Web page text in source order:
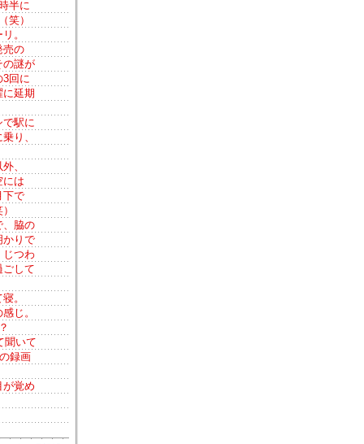
半に
笑）
。
売の
の謎が
3回に
に延期
駅に
り、
、
には
下で
、脇の
かりで
じつわ
して
。
じ。
聞いて
録画
覚め